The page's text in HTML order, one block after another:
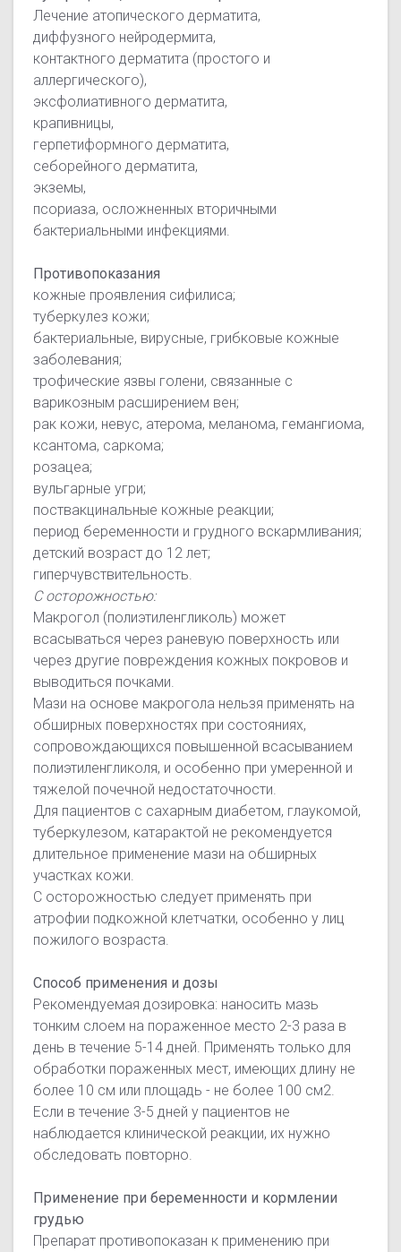
Лечение атопического дерматита,
диффузного нейродермита,
контактного дерматита (простого и
аллергического),
эксфолиативного дерматита,
крапивницы,
герпетиформного дерматита,
себорейного дерматита,
экземы,
псориаза, осложненных вторичными
бактериальными инфекциями.
Противопоказания
кожные проявления сифилиса;
туберкулез кожи;
бактериальные, вирусные, грибковые кожные
заболевания;
трофические язвы голени, связанные с
варикозным расширением вен;
рак кожи, невус, атерома, меланома, гемангиома,
ксантома, саркома;
розацеа;
вульгарные угри;
поствакцинальные кожные реакции;
период беременности и грудного вскармливания;
детский возраст до 12 лет;
гиперчувствительность.
С осторожностью:
Макрогол (полиэтиленгликоль) может
всасываться через раневую поверхность или
через другие повреждения кожных покровов и
выводиться почками.
Мази на основе макрогола нельзя применять на
обширных поверхностях при состояниях,
сопровождающихся повышенной всасыванием
полиэтиленгликоля, и особенно при умеренной и
тяжелой почечной недостаточности.
Для пациентов с сахарным диабетом, глаукомой,
туберкулезом, катарактой не рекомендуется
длительное применение мази на обширных
участках кожи.
С осторожностью следует применять при
атрофии подкожной клетчатки, особенно у лиц
пожилого возраста.
Способ применения и дозы
Рекомендуемая дозировка: наносить мазь
тонким слоем на пораженное место 2-3 раза в
день в течение 5-14 дней. Применять только для
обработки пораженных мест, имеющих длину не
более 10 см или площадь - не более 100 см2.
Если в течение 3-5 дней у пациентов не
наблюдается клинической реакции, их нужно
обследовать повторно.
Применение при беременности и кормлении
грудью
Препарат противопоказан к применению при